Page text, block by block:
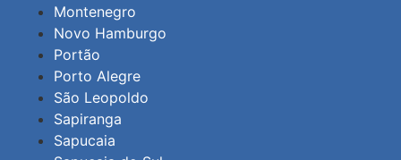
Montenegro
Novo Hamburgo
Portão
Porto Alegre
São Leopoldo
Sapiranga
Sapucaia